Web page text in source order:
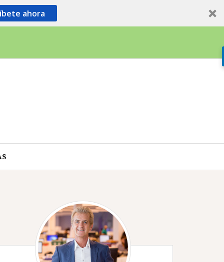
ahora